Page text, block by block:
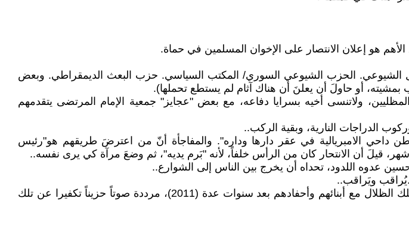
الشيوعي. الحزب الشيوعي السوري/ المكتب السياسي. حزب البعث الديمقراطي. وبعض
أو حاولَ أن يعلنَ أن هناك آثام لم يستطع تحملها).
ولاتنسى أخيه بسرايا دفاعه، مع بعض "عجايز" جمعية الإمام المرتضى يتقدمهم
الدراجات النارية، وبقية الركب..
داحي الامبريالية في عقر دارها وداره". والمفاجأة أنّ من اعترضَ طريقهم هو"رئيس
ويَراقب..
لم تدرك تلك الجموع أنّ هناك ظلالًا ما تقض مضجعهم: أنهم يشاركون في الإثم، ستظهر تلك الظلال مع أبنائهم وأحفادهم بعد سنوات عدة (2011)، مرددة صوتاً حزيناً تكفيرا عن تلك